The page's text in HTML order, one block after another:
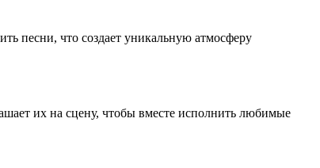
песни, что создает уникальную атмосферу
их на сцену, чтобы вместе исполнить любимые